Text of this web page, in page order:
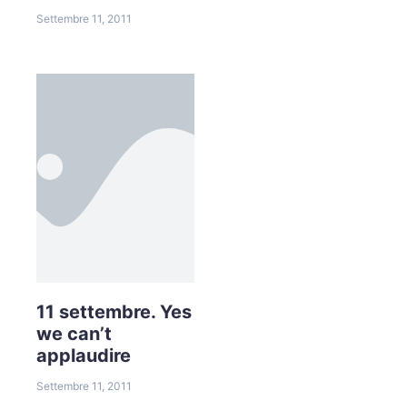
Settembre 11, 2011
11 settembre. Yes
we can’t
applaudire
Settembre 11, 2011